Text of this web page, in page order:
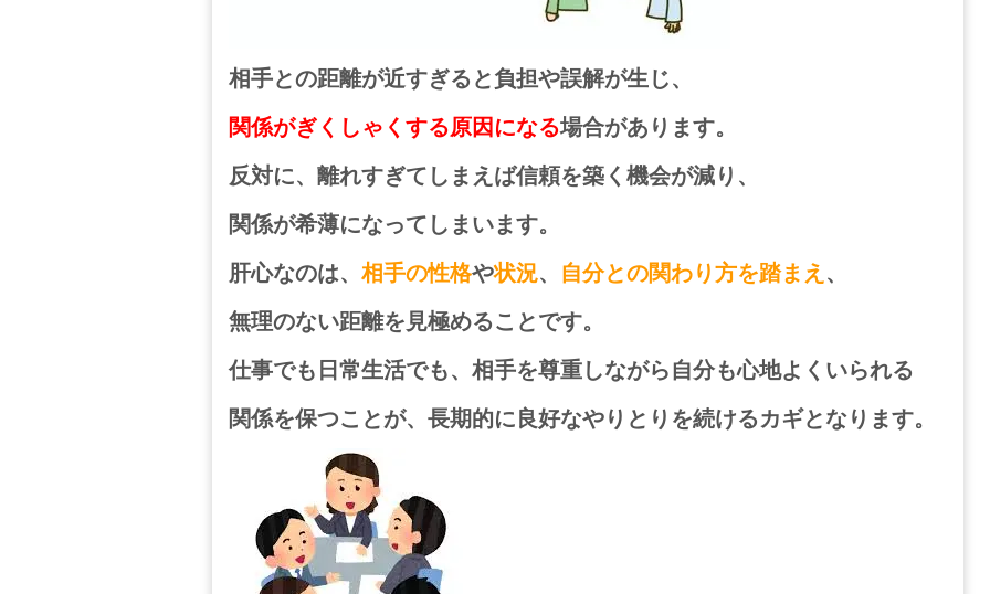
相手との距離が近すぎると負担や誤解が生じ、
関係がぎくしゃくする原因になる場合があります。
反対に、離れすぎてしまえば信頼を築く機会が減り、
関係が希薄になってしまいます。
肝心なのは、 相手の性格や状況、 自分との関わり方を踏まえ 、
無理のない距離を見極めることです。
仕事でも日常生活でも、相手を尊重しながら自分も心地よくいられる
関係を保つことが、 長期的に良好なやりとりを続けるカギとなります。